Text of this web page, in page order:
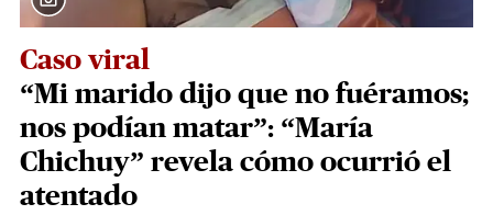
Caso viral
“Mi marido dijo que no fuéramos;
nos podían matar”: “María
Chichuy” revela cómo ocurrió el
atentado